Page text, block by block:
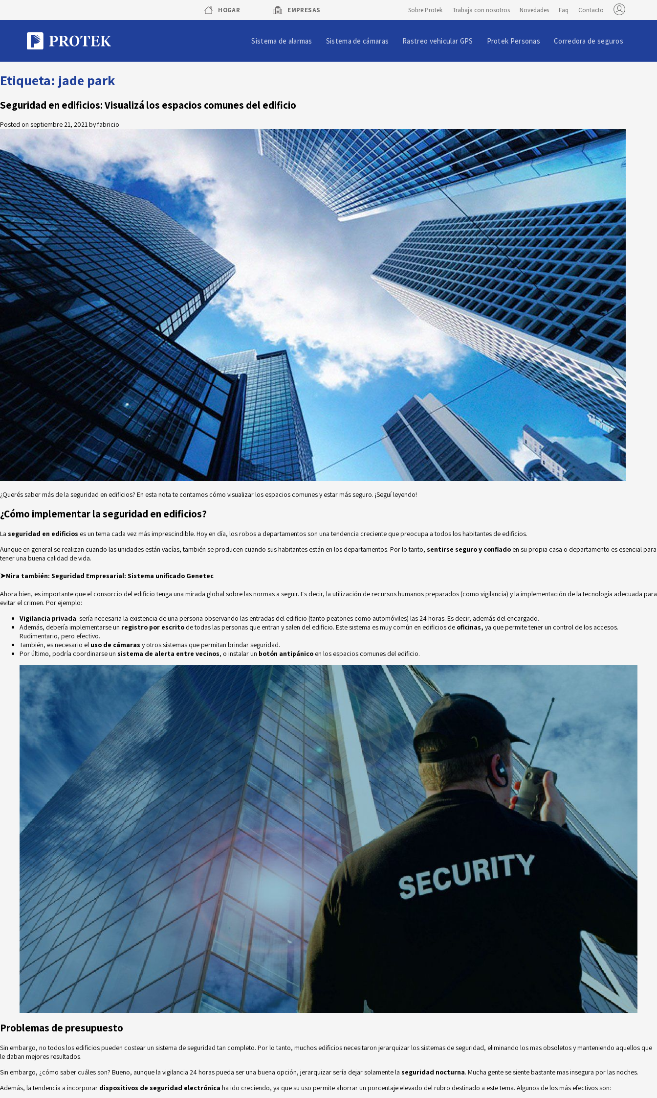
content
HOGAR EMPRESAS Sobre Protek Trabaja con nosotros Novedades Faq Contacto
Sistema de alarmas Sistema de cámaras Rastreo vehicular GPS Protek Personas Corredora de seguros
Etiqueta: jade park
Seguridad en edificios: Visualizá los espacios comunes del edificio
Posted on septiembre 21, 2021byfabricio
¿Querés saber más de la seguridad en edificios? En esta nota te contamos cómo visualizar los espacios comunes y estar más seguro. ¡Seguí leyendo!
¿Cómo implementar la seguridad en edificios?
La seguridad en edificios es un tema cada vez más imprescindible. Hoy en día, los robos a departamentos son una tendencia creciente que preocupa a todos los habitantes de edificios.
Aunque en general se realizan cuando las unidades están vacías, también se producen cuando sus habitantes están en los departamentos. Por lo tanto, sentirse seguro y confiado en su propia casa o departamento es esencial para
tener una buena calidad de vida.
➤Mira también: Seguridad Empresarial: Sistema unificado Genetec
Ahora bien, es importante que el consorcio del edificio tenga una mirada global sobre las normas a seguir. Es decir, la utilización de recursos humanos preparados (como vigilancia) y la implementación de la tecnología adecuada para
evitar el crimen. Por ejemplo:
Vigilancia privada: sería necesaria la existencia de una persona observando las entradas del edificio (tanto peatones como automóviles) las 24 horas. Es decir, además del encargado.
Además, debería implementarse un registro por escrito de todas las personas que entran y salen del edificio. Este sistema es muy común en edificios de oficinas, ya que permite tener un control de los accesos.
Rudimentario, pero efectivo.
También, es necesario el uso de cámaras y otros sistemas que permitan brindar seguridad.
Por último, podría coordinarse un sistema de alerta entre vecinos, o instalar un botón antipánico en los espacios comunes del edificio.
Problemas de presupuesto
Sin embargo, no todos los edificios pueden costear un sistema de seguridad tan completo. Por lo tanto, muchos edificios necesitaron jerarquizar los sistemas de seguridad, eliminando los mas obsoletos y manteniendo aquellos que
le daban mejores resultados.
Sin embargo, ¿cómo saber cuáles son? Bueno, aunque la vigilancia 24 horas pueda ser una buena opción, jerarquizar sería dejar solamente la seguridad nocturna. Mucha gente se siente bastante mas insegura por las noches.
Además, la tendencia a incorporar dispositivos de seguridad electrónica ha ido creciendo, ya que su uso permite ahorrar un porcentaje elevado del rubro destinado a este tema. Algunos de los más efectivos son: